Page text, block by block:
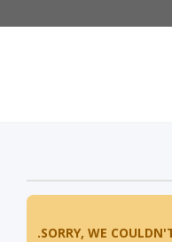
SORRY, WE